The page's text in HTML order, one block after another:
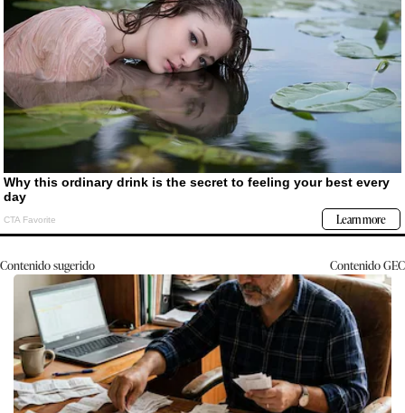
Contenido sugerido ContenidoGEC